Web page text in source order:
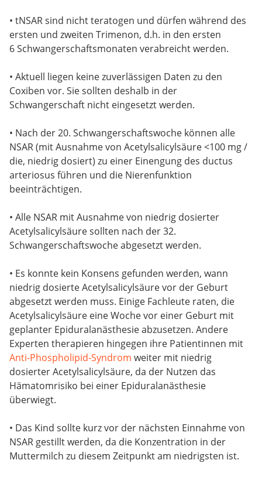
• tNSAR sind nicht teratogen und dürfen während des
ersten und zweiten Trimenon, d.h. in den ersten
6 Schwangerschaftsmonaten verabreicht werden.
• Aktuell liegen keine zuverlässigen Daten zu den
Coxiben vor. Sie sollten deshalb in der
Schwangerschaft nicht eingesetzt werden.
• Nach der 20. Schwangerschaftswoche können alle
NSAR (mit Ausnahme von Acetylsalicylsäure <100 mg /
die, niedrig dosiert) zu einer Einengung des ductus
arteriosus führen und die Nierenfunktion
beeinträchtigen.
• Alle NSAR mit Ausnahme von niedrig dosierter
Acetylsalicylsäure sollten nach der 32.
Schwangerschaftswoche abgesetzt werden.
• Es konnte kein Konsens gefunden werden, wann
niedrig dosierte Acetylsalicylsäure vor der Geburt
abgesetzt werden muss. Einige Fachleute raten, die
Acetylsalicylsäure eine Woche vor einer Geburt mit
geplanter Epiduralanästhesie abzusetzen. Andere
Experten therapieren hingegen ihre Patientinnen mit
Anti-Phospholipid-Syndrom weiter mit niedrig
dosierter Acetylsalicylsäure, da der Nutzen das
Hämatomrisiko bei einer Epiduralanästhesie
überwiegt.
• Das Kind sollte kurz vor der nächsten Einnahme von
NSAR gestillt werden, da die Konzentration in der
Muttermilch zu diesem Zeitpunkt am niedrigsten ist.